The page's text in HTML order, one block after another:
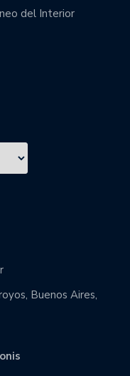
del Interior
Buenos Aires,